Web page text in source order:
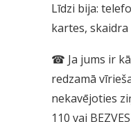
Līdzi bija:
kartes, skaidra
☎ Ja jums ir
redzamā
nekavējoties
110 vai